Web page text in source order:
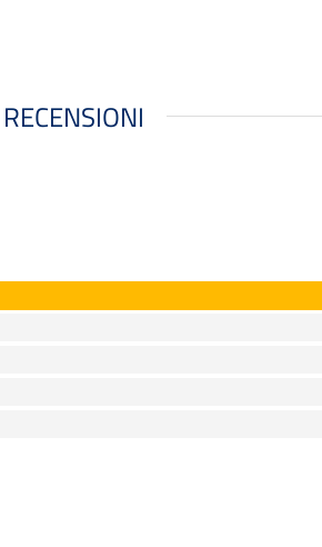
RECENSIONI